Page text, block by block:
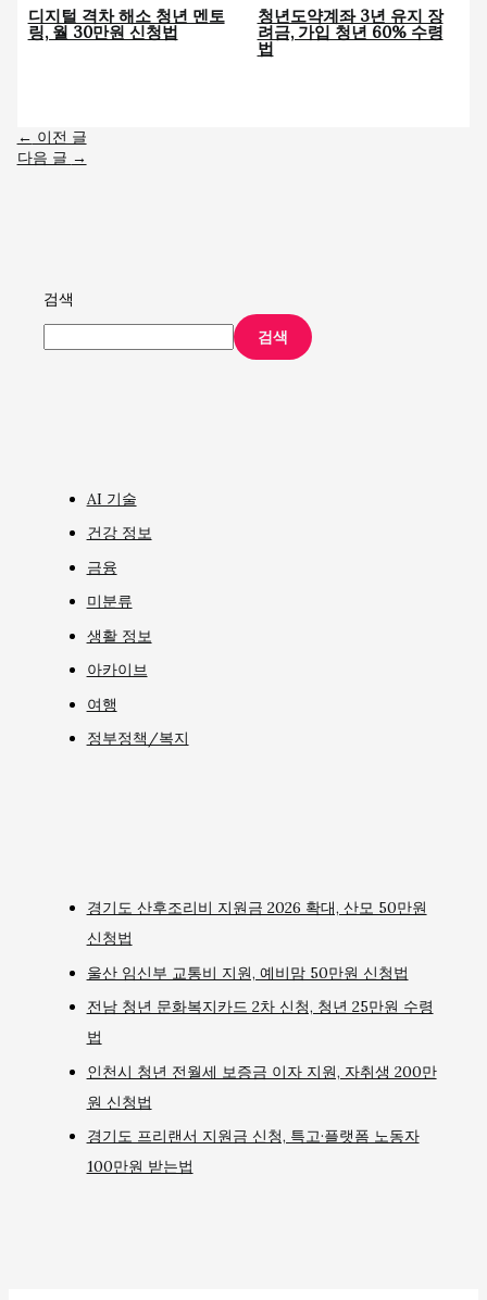
디지털 격차 해소 청년 멘토
링, 월 30만원 신청법
청년도약계좌 3년 유지 장
려금, 가입 청년 60% 수령
법
← 이전 글
다음 글 →
검색
검색
AI 기술
건강 정보
금융
미분류
생활 정보
아카이브
여행
정부정책/복지
경기도 산후조리비 지원금 2026 확대, 산모 50만원
신청법
울산 임신부 교통비 지원, 예비맘 50만원 신청법
전남 청년 문화복지카드 2차 신청, 청년 25만원 수령
법
인천시 청년 전월세 보증금 이자 지원, 자취생 200만
원 신청법
경기도 프리랜서 지원금 신청, 특고·플랫폼 노동자
100만원 받는법